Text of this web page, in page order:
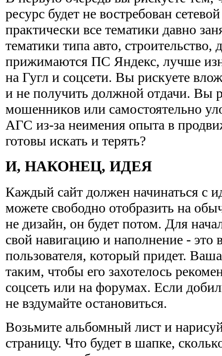
ресурс будет не востребован
практически все тематики давно
тематики типа авто, строительство,
прижимаются ПС Яндекс, лучше
на Гугл и соцсети. Вы рискуете
и не получить должной отдачи. Вы
мошенников или самостоятельно
АГС из-за неимения опыта в
готовы искать и терять?
И, НАКОНЕЦ, ИДЕЯ
Каждый сайт должен начинаться с
можете свободно отобразить на
не дизайн, он будет потом. Для
свой навигацию и наполнение -
пользователя, который придет. Ваша
таким, чтобы его захотелось
соцсеть или на форумах. Если
не вздумайте остановиться.
Возьмите альбомный лист и
страницу. Что будет в шапке,